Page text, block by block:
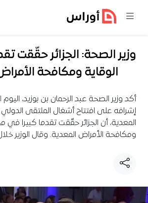
وزير الصحة: الجزائر حقّقت
الوقاية ومكافحة
أكد وزير الصحة عبد الرحمان بن بوزيد، اليوم
إشرافه على افتتاح أشغال الملتقى
المعدية، أن الجزائر حقّقت تقدما كبيرا في
ومكافحة الأمراض المعدية. وقال الوزير